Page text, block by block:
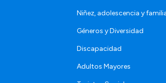
Niñez, adolescencia y
Géneros y Diversidad
Discapacidad
Adultos Mayores